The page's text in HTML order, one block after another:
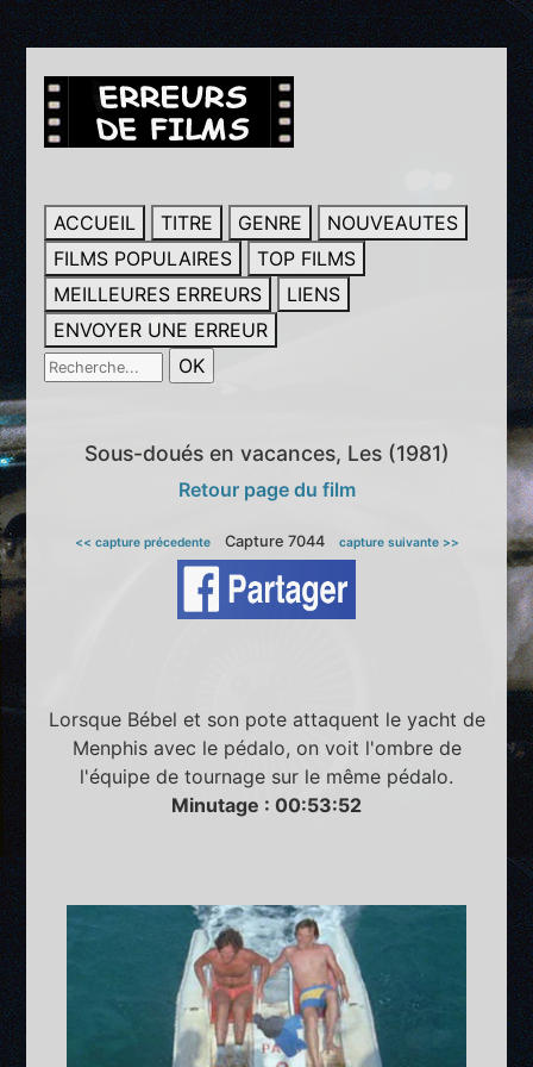
ACCUEIL TITRE GENRE
NOUVEAUTES
FILMS POPULAIRES
TOP FILMS
MEILLEURES ERREURS
LIENS
ENVOYER UNE ERREUR
Sous-doués en vacances, Les (1981)
Retour page du film
<< capture précedenteCapture 7044 capture suivante >>
Lorsque Bébel et son pote attaquent le yacht de
Menphis avec le pédalo, on voit l'ombre de
l'équipe de tournage sur le même pédalo.
Minutage : 00:53:52